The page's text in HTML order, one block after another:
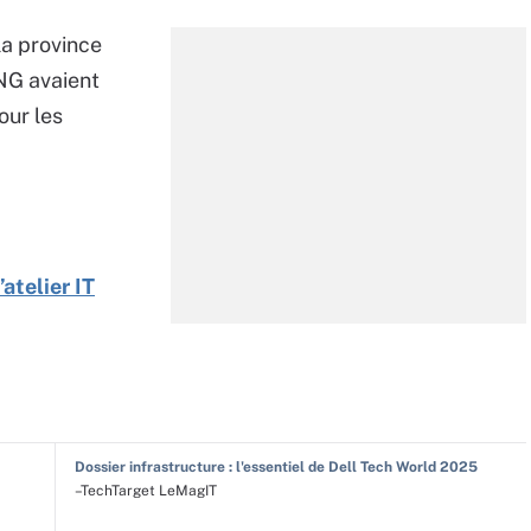
province
avaient
les
IT
Dossier infrastructure : l'essentiel de Dell Tech World 2025
–TechTarget LeMagIT